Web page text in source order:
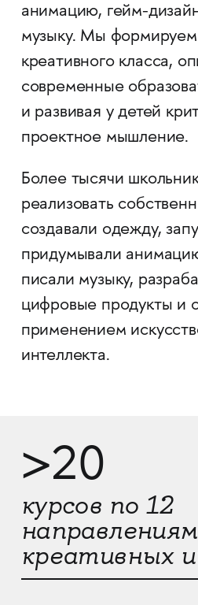
анимацию, гейм-
музыку. Мы
креативного класса,
современные
и развивая у детей
проектное мышление.
Более тысячи
реализовать
создавали одежду,
придумывали
писали музыку,
цифровые продукты и
применением
интеллекта.
>20
курсов по 12
направлениям
креативных